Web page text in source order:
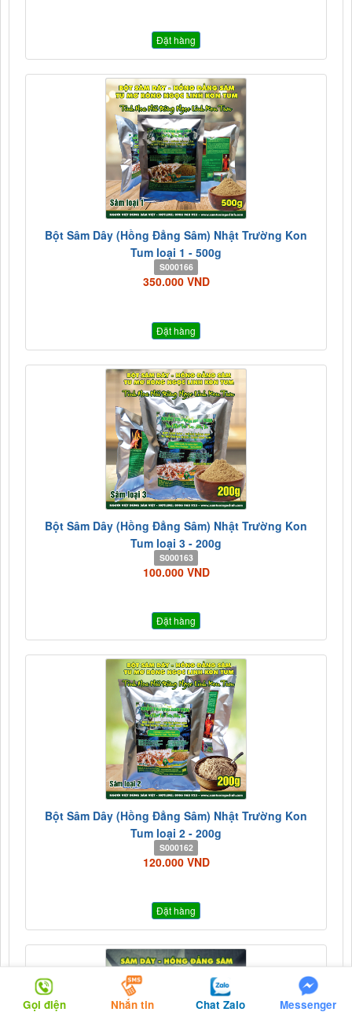
Đặt hàng
Bột Sâm Dây (Hồng Đẳng Sâm) Nhật Trường Kon
Tum loại 1 - 500g
S000166
350.000 VND
Đặt hàng
Bột Sâm Dây (Hồng Đẳng Sâm) Nhật Trường Kon
Tum loại 3 - 200g
S000163
100.000 VND
Đặt hàng
Bột Sâm Dây (Hồng Đẳng Sâm) Nhật Trường Kon
Tum loại 2 - 200g
S000162
120.000 VND
Đặt hàng
Gọi điện Nhắn tin Chat Zalo Messenger